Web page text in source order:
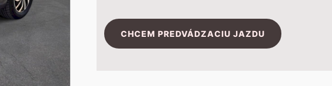
CHCEM PREDVÁDZACIU JAZDU